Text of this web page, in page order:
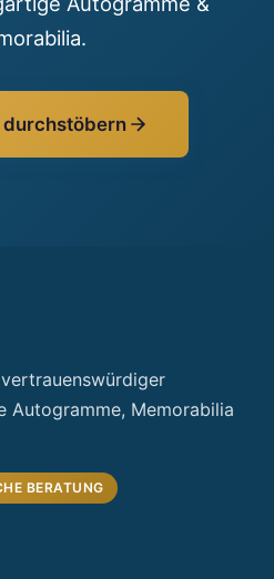
durchstöbern
Autogramme, Memorabilia
BERATUNG